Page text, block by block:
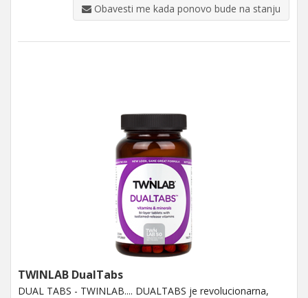
Obavesti me kada ponovo bude na stanju
TWINLAB DualTabs
DUAL TABS - TWINLAB.... DUALTABS je revolucionarna,